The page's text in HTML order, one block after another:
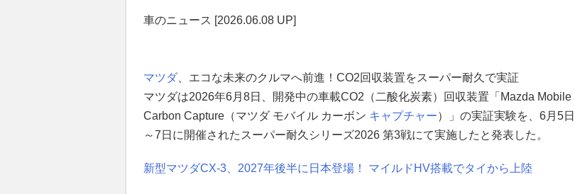
車のニュース [2026.06.08 UP]
マツダ 、エコな未来のクルマへ前進！CO2回収装置をスーパー耐久で実証
マツダは2026年6月8日、開発中の車載CO2（二酸化炭素）回収装置「Mazda Mobile
Carbon Capture（マツダ モバイル カーボン キャプチャー）」の実証実験を、6月5日
～7日に開催されたスーパー耐久シリーズ2026 第3戦にて実施したと発表した。
新型マツダCX-3、2027年後半に日本登場！ マイルドHV搭載でタイから上陸